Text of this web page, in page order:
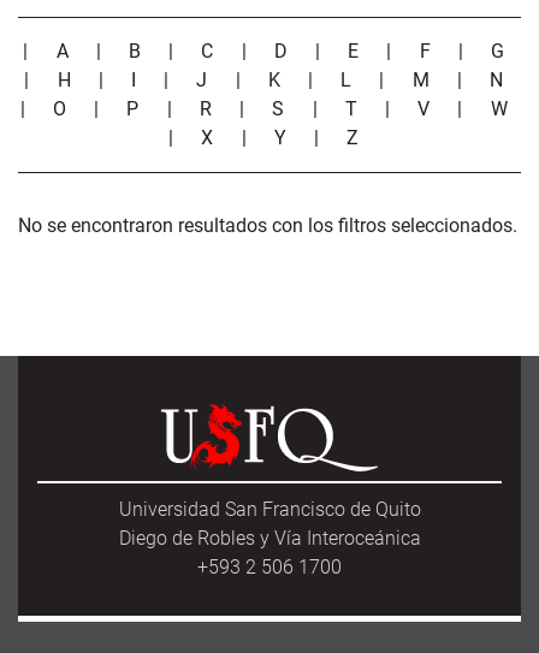
| A | B | C | D | E | F | G
| H | I |J | K | L | M | N
| O | P | R |S | T |V | W
|X | Y |Z
No se encontraron resultados con los filtros seleccionados.
Universidad San Francisco de Quito
Diego de Robles y Vía Interoceánica
+593 2 506 1700